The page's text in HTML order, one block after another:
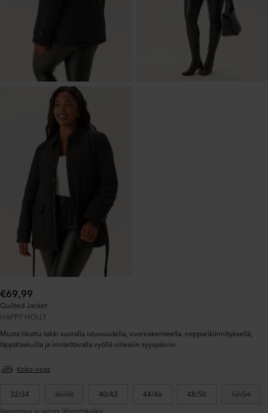
Normaalihinta:
€69,99
Quilted Jacket
HAPPY HOLLY
Musta tikattu takki suoralla istuvuudella, vuorirakenteella, nepparikiinnityksellä,
läppätaskuilla ja irrotettavalla vyöllä viileisiin syyspäiviin.
Koko-opas
32/34 36/38 40/42 44/46 48/50 52/54
Varastossa ja valmis lähetettäväksi